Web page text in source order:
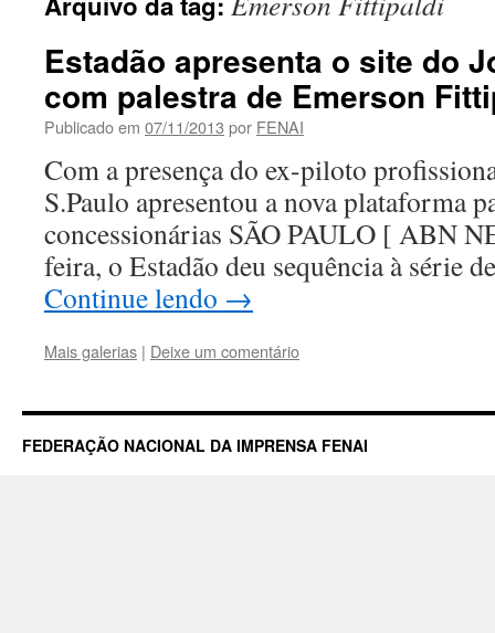
Estadão apresenta o site do
com palestra de Emerson
Publicado em 07/11/2013 por FENAI
Com a presença do ex-piloto
S.Paulo apresentou a nova plataforma
concessionárias SÃO PAULO [ ABN
feira, o Estadão deu sequência à série
Continue lendo →
Mais galerias | Deixe um comentário
FEDERAÇÃO NACIONAL DA IMPRENSA FENAI